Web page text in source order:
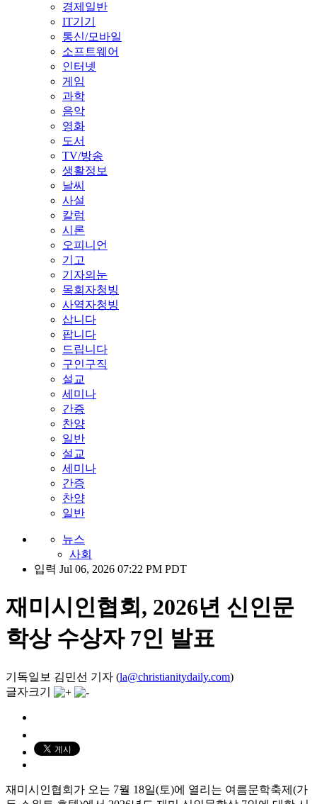
경제일반
IT기기
통신/모바일
소프트웨어
인터넷
게임
과학
음악
영화
도서
TV/방송
생활정보
날씨
사설
칼럼
시론
오피니언
기고
기자의눈
목회자청빙
사역자청빙
삽니다
팝니다
드립니다
구인구직
설교
세미나
간증
찬양
일반
설교
세미나
간증
찬양
일반
뉴스
사회
입력 Jul 06, 2026 07:22 PM PDT
재미시인협회, 2026년 신인문
학상 수상자 7인 발표
기독일보 김민선 기자 (la@christianitydaily.com)
글자크기
재미시인협회가 오는 7월 18일(토)에 열리는 여름문학축제(가